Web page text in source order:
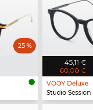
25 %
45,11 €
60,00 €
VOOY Deluxe
Studio Session